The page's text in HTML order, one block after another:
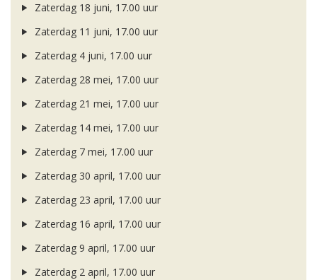
Zaterdag 18 juni, 17.00 uur
Zaterdag 11 juni, 17.00 uur
Zaterdag 4 juni, 17.00 uur
Zaterdag 28 mei, 17.00 uur
Zaterdag 21 mei, 17.00 uur
Zaterdag 14 mei, 17.00 uur
Zaterdag 7 mei, 17.00 uur
Zaterdag 30 april, 17.00 uur
Zaterdag 23 april, 17.00 uur
Zaterdag 16 april, 17.00 uur
Zaterdag 9 april, 17.00 uur
Zaterdag 2 april, 17.00 uur